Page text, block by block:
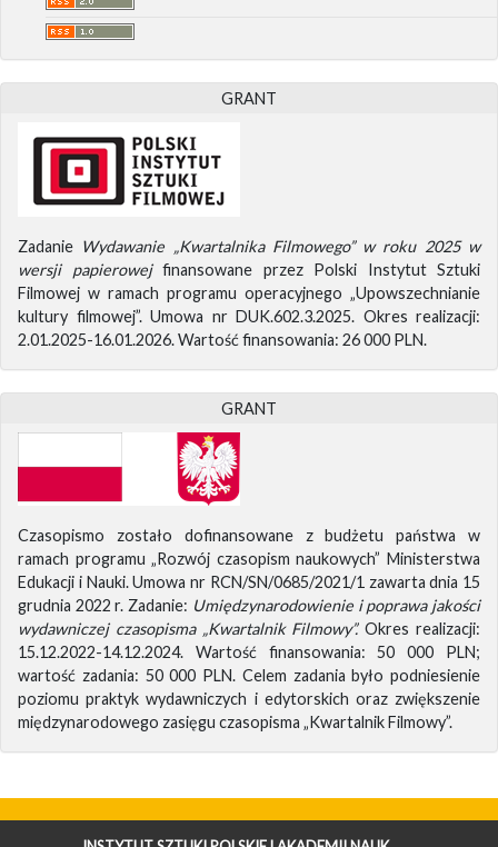
GRANT
Zadanie Wydawanie „Kwartalnika Filmowego” w roku 2025 w
wersji papierowejfinansowane przez Polski Instytut Sztuki
Filmowej w ramach programu operacyjnego „Upowszechnianie
kultury filmowej”. Umowa nr DUK.602.3.2025. Okres realizacji:
2.01.2025-16.01.2026. Wartość finansowania: 26 000 PLN.
GRANT
Czasopismo zostało dofinansowane z budżetu państwa w
ramach programu „Rozwój czasopism naukowych” Ministerstwa
Edukacji i Nauki. Umowa nr RCN/SN/0685/2021/1 zawarta dnia 15
grudnia 2022 r. Zadanie: Umiędzynarodowienie i poprawa jakości
wydawniczej czasopisma „Kwartalnik Filmowy”.Okres realizacji:
15.12.2022-14.12.2024. Wartość finansowania: 50 000 PLN;
wartość zadania: 50 000 PLN. Celem zadania było podniesienie
poziomu praktyk wydawniczych i edytorskich oraz zwiększenie
międzynarodowego zasięgu czasopisma „Kwartalnik Filmowy”.